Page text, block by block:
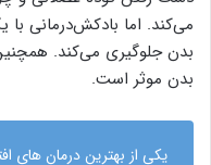
می‌کند. اما بادکش‌درمانی
بدن جلوگیری می‌کند.
بدن موثر است.
یکی از بهترین درمان های